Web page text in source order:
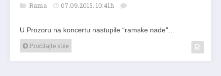
Rama 07.09.2015. 10:41h
U Prozoru na koncertu nastupile “ramske nade”…
Pročitajte više